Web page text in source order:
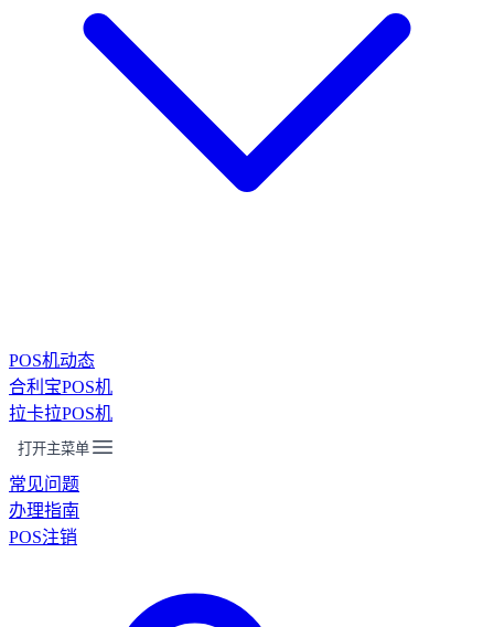
POS机动态
合利宝POS机
拉卡拉POS机
打开主菜单
常见问题
办理指南
POS注销